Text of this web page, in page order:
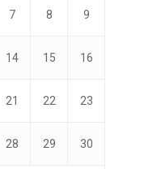
7 8 9
14 15 16
21 22 23
28 29 30